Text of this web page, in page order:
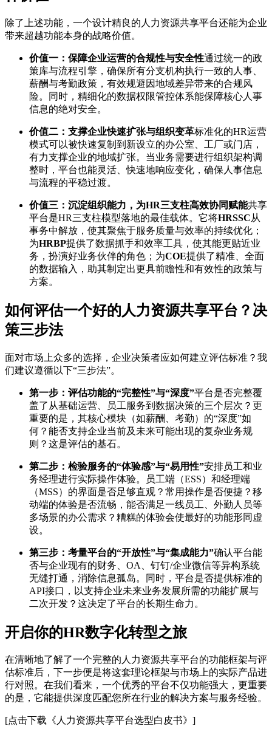
除了上述功能，一个设计精良的人力资源共享平台还能为企业
带来超越功能本身的战略价值。
价值一：保障企业运营的合规性与安全性通过统一的政
策库与流程引擎，确保所有分支机构执行一致的人事、
薪酬与考勤政策，有效规避因地域差异带来的合规风
险。同时，精细化的数据权限管控体系能保障核心人事
信息的绝对安全。
价值二：支撑企业快速扩张与组织变革标准化的HR运营
模式可以被快速复制到新设立的办公室、工厂或门店，
有力支撑企业的地域扩张。当业务需要进行组织架构调
整时，平台也能灵活、快速地响应变化，确保人事信息
与流程的平稳过渡。
价值三：沉淀组织能力，为HR三支柱高效协同赋能共享
平台是HR三支柱模型落地的最佳载体。它将HRSSC从
事务中解放，使其聚焦于服务质量与效率的持续优化；
为HRBP提供了数据抓手和效率工具，使其能更贴近业
务，扮演好业务伙伴的角色；为COE提供了精准、全面
的数据输入，助其制定出更具前瞻性和有效性的政策与
方案。
如何评估一个好的人力资源共享平台？决
策三步法
面对市场上众多的选择，企业决策者应如何建立评估标准？我
们建议遵循以下“三步法”。
第一步：评估功能的“完整性”与“深度”平台是否完整覆
盖了从基础运营、员工服务到数据决策的三个层次？更
重要的是，其核心模块（如薪酬、考勤）的“深度”如
何？能否支持企业当前及未来可能出现的复杂业务规
则？这是评估的基石。
第二步：检验服务的“体验感”与“易用性”安排员工和业
务经理进行实际操作体验。员工端（ESS）和经理端
（MSS）的界面是否足够直观？常用操作是否便捷？移
动端的体验是否流畅，能否满足一线员工、外勤人员等
多场景的办公需求？糟糕的体验会使最好的功能形同虚
设。
第三步：考量平台的“开放性”与“集成能力”确认平台能
否与企业现有的财务、OA、钉钉/企业微信等异构系统
无缝打通，消除信息孤岛。同时，平台是否提供标准的
API接口，以支持企业未来业务发展所需的功能扩展与
二次开发？这决定了平台的长期生命力。
开启你的HR数字化转型之旅
在清晰地了解了一个完整的人力资源共享平台的功能框架与评
估标准后，下一步便是将这套理论框架与市场上的实际产品进
行对照。在我们看来，一个优秀的平台不仅功能强大，更重要
的是，它能提供深度匹配您所在行业的解决方案与服务经验。
[点击下载《人力资源共享平台选型白皮书》]